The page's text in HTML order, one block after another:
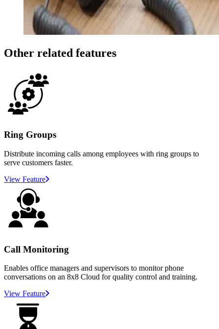
Other related features
Ring Groups
Distribute incoming calls among employees with ring groups to
serve customers faster.
View Feature
Call Monitoring
Enables office managers and supervisors to monitor phone
conversations on an 8x8 Cloud for quality control and training.
View Feature